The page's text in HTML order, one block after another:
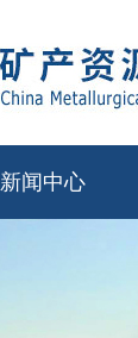
新闻中心